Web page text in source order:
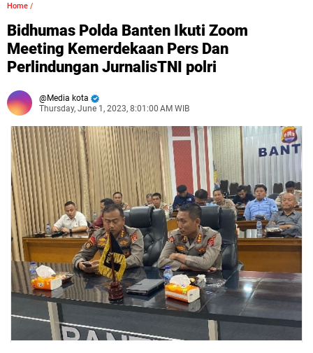
Home /
Bidhumas Polda Banten Ikuti Zoom
Meeting Kemerdekaan Pers Dan
Perlindungan JurnalisTNI polri
Media kota
Thursday, June 1, 2023, 8:01:00 AM WIB